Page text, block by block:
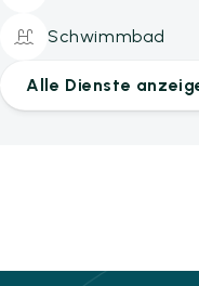
Schwimmbad
Alle Dienste